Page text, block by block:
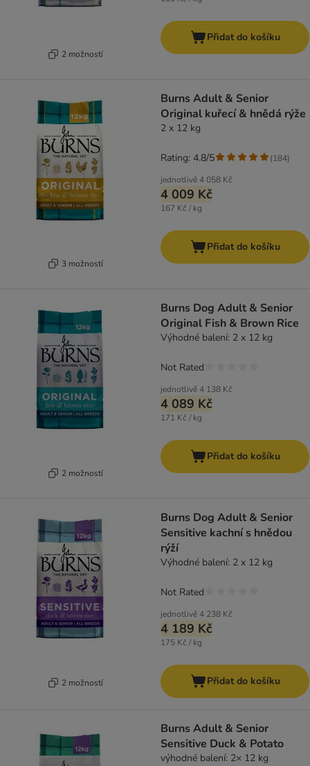
2 možností
Přidat do košíku
3 možností
Burns Adult & Senior
Original kuřecí & hnědá rýže
2 x 12 kg
jednotlivě4 058 Kč
4 009 Kč
167 Kč / kg
Rating: 4.8/5 (184)
Přidat do košíku
2 možností
Burns Dog Adult & Senior
Original Fish & Brown Rice
Výhodné balení: 2 x 12 kg
jednotlivě4 138 Kč
4 089 Kč
171 Kč / kg
Not Rated
Přidat do košíku
2 možností
Burns Dog Adult & Senior
Sensitive kachní s hnědou
rýží
Výhodné balení: 2 x 12 kg
jednotlivě4 238 Kč
4 189 Kč
175 Kč / kg
Not Rated
Přidat do košíku
Burns Adult & Senior
Sensitive Duck & Potato
výhodné balení: 2× 12 kg